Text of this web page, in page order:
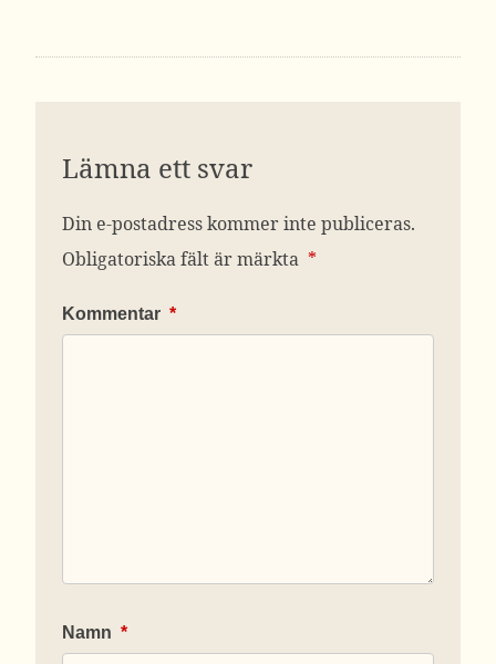
Lämna ett svar
Din e-postadress kommer inte publiceras.
Obligatoriska fält är märkta *
Kommentar *
Namn *